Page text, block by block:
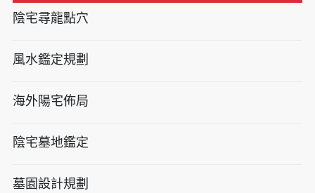
陰宅尋龍點穴
風水鑑定規劃
海外陽宅佈局
陰宅墓地鑑定
墓園設計規劃